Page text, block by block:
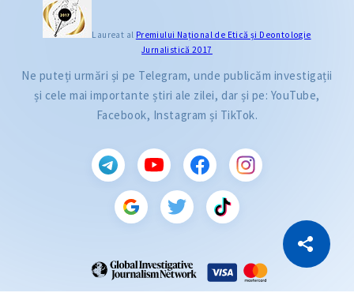
Copiază Link
Laureat al Premiului Naţional de Etică și Deontologie
Jurnalistică 2017
Ne puteți urmări și pe Telegram, unde publicăm investigații
și cele mai importante știri ale zilei, dar și pe: YouTube,
Facebook, Instagram și TikTok.